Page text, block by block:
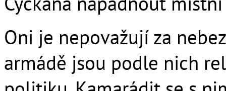
Oni je nepovažují za
armádě jsou podle nich